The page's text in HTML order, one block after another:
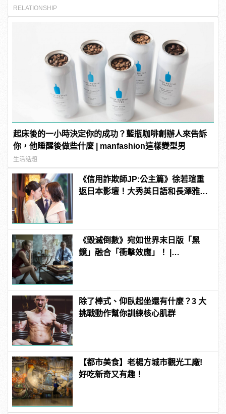
RELATIONSHIP
起床後的一小時決定你的成功？藍瓶咖啡創辦人來告訴
你，他睡醒後做些什麼 | manfashion這樣變型男
生活話題
《信用詐欺師JP:公主篇》徐若瑄重
返日本影壇！大秀英日語和長澤雅美
《毀滅倒數》宛如世界末日版「黑
鏡」融合「衝擊效應」！ |
除了棒式、仰臥起坐還有什麼？3 大
挑戰動作幫你訓練核心肌群
【都市美食】老楊方城市觀光工廠!
好吃新奇又有趣！